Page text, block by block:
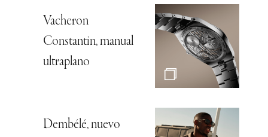
Vacheron
Constantin, manual
ultraplano
Dembélé, nuevo